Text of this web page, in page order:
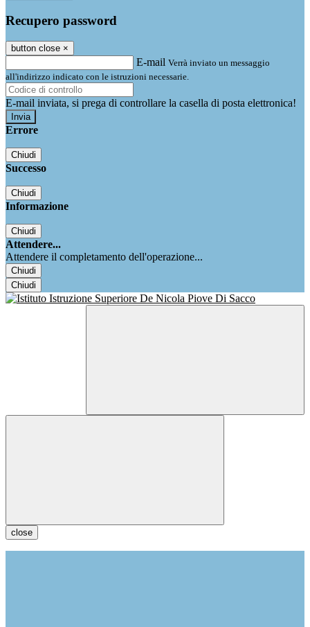
Recupero password
button close ×
E-mail Verrà inviato un messaggio
all'indirizzo indicato con le istruzioni necessarie.
E-mail inviata, si prega di controllare la casella di posta elettronica!
Errore
Chiudi
Successo
Chiudi
Informazione
Chiudi
Attendere...
Attendere il completamento dell'operazione...
Chiudi
Chiudi
close